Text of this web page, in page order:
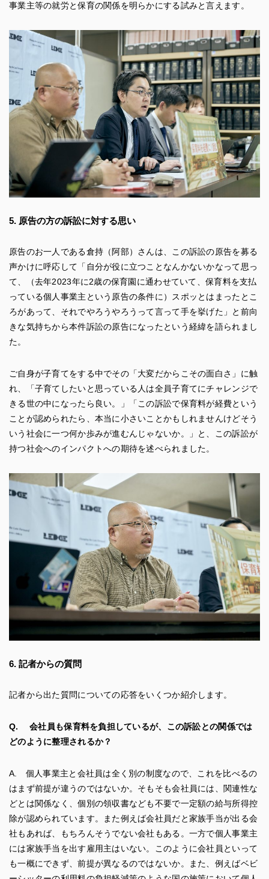
事業主等の就労と保育の関係を明らかにする試みと言えます。
5. 原告の方の訴訟に対する思い
原告のお一人である倉持（阿部）さんは、この訴訟の原告を募る
声かけに呼応して「自分が役に立つことなんかないかなって思っ
て、（去年2023年に2歳の保育園に通わせていて、保育料を支払
っている個人事業主という原告の条件に）スポッとはまったとこ
ろがあって、それでやろうやろうって言って手を挙げた」と前向
きな気持ちから本件訴訟の原告になったという経緯を語られまし
た。
ご自身が子育てをする中でその「大変だからこその面白さ」に触
れ、「子育てしたいと思っている人は全員子育てにチャレンジで
きる世の中になったら良い。」「この訴訟で保育料が経費という
ことが認められたら、本当に小さいことかもしれませんけどそう
いう社会に一つ何か歩みが進むんじゃないか。」と、この訴訟が
持つ社会へのインパクトへの期待を述べられました。
6. 記者からの質問
記者から出た質問についての応答をいくつか紹介します。
Q. 会社員も保育料を負担しているが、この訴訟との関係では
どのように整理されるか？
A. 個人事業主と会社員は全く別の制度なので、これを比べるの
はまず前提が違うのではないか。そもそも会社員には、関連性な
どとは関係なく、個別の領収書なども不要で一定額の給与所得控
除が認められています。また例えば会社員だと家族手当が出る会
社もあれば、もちろんそうでない会社もある。一方で個人事業主
には家族手当を出す雇用主はいない。このように会社員といって
も一概にできず、前提が異なるのではないか。また、例えばベビ